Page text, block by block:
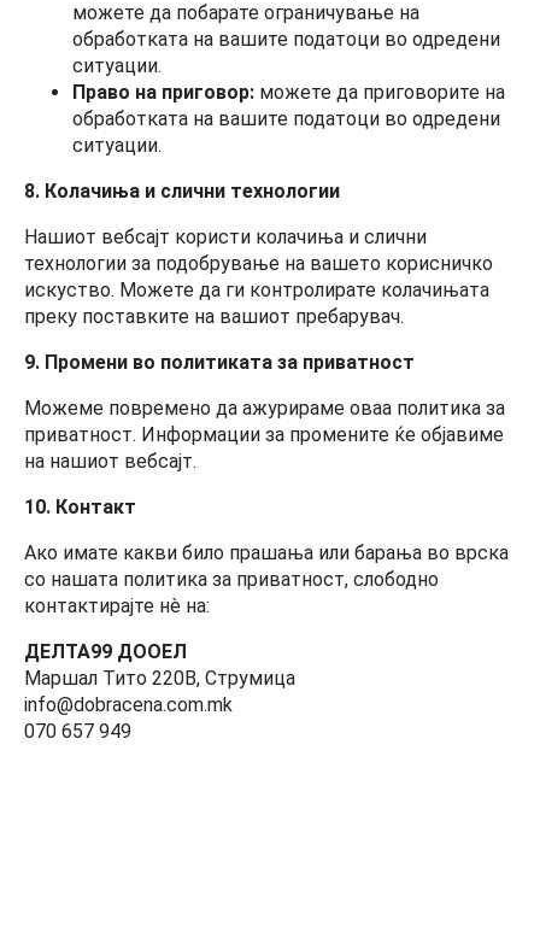
можете да побарате ограничување на
обработката на вашите податоци во одредени
ситуации.
Право на приговор: можете да приговорите на
обработката на вашите податоци во одредени
ситуации.
8. Колачиња и слични технологии
Нашиот вебсајт користи колачиња и слични
технологии за подобрување на вашето корисничко
искуство. Можете да ги контролирате колачињата
преку поставките на вашиот пребарувач.
9. Промени во политиката за приватност
Можеме повремено да ажурираме оваа политика за
приватност. Информации за промените ќе објавиме
на нашиот вебсајт.
10. Контакт
Ако имате какви било прашања или барања во врска
со нашата политика за приватност, слободно
контактирајте нè на:
ДЕЛТА99 ДООЕЛ
Маршал Тито 220В, Струмица
info@dobracena.com.mk
070 657 949